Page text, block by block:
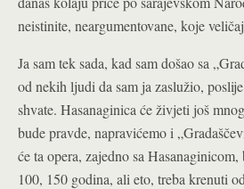
neistinite, neargumentovane, koje
Ja sam tek sada, kad sam došao sa
od nekih ljudi da sam ja zaslužio,
shvate. Hasanaginica će živjeti još
bude pravde, napravićemo i
će ta opera, zajedno sa
100, 150 godina, ali eto, treba krenuti